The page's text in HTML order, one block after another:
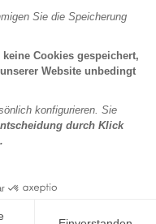
Sie die Speicherung
Cookies gespeichert,
Website unbedingt
konfigurieren. Sie
durch Klick
vorbehalten -